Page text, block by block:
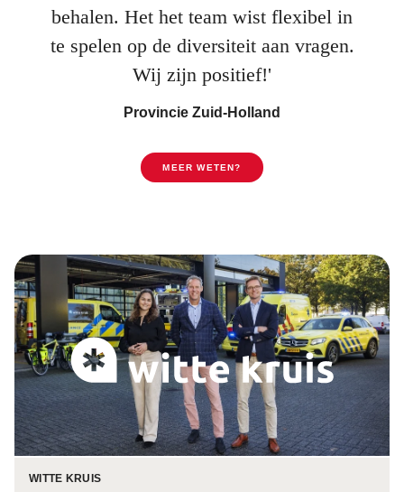
behalen. Het het team wist flexibel in
te spelen op de diversiteit aan vragen.
Wij zijn positief!'
Provincie Zuid-Holland
MEER WETEN?
WITTE KRUIS